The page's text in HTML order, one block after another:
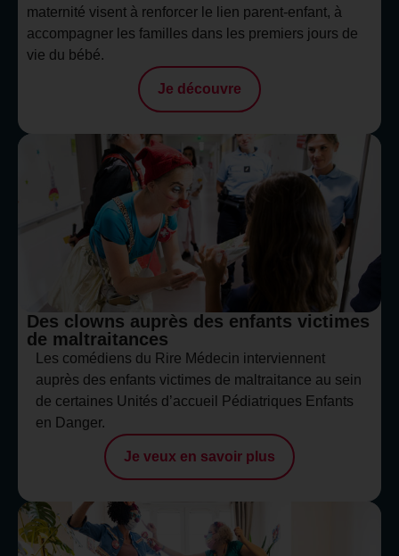
maternité visent à renforcer le lien parent-enfant, à
accompagner les familles dans les premiers jours de
vie du bébé.
Je découvre
Des clowns auprès des enfants victimes
de maltraitances
Les comédiens du Rire Médecin interviennent
auprès des enfants victimes de maltraitance au sein
de certaines Unités d’accueil Pédiatriques Enfants
en Danger.
Je veux en savoir plus